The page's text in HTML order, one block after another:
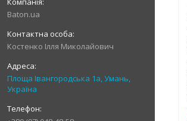
Baton.ua
Костенко Ілля Миколайович
Площа Івангородська 1а, Умань,
Україна